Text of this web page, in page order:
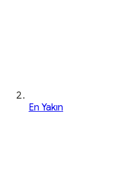
En Yakın